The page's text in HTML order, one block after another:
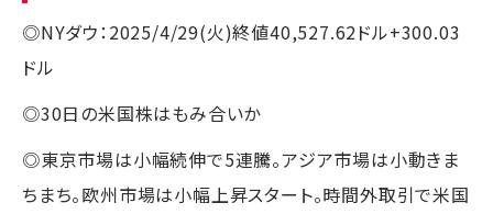
◎NYダウ：2025/4/29(火)終値40,527.62ドル+300.03
ドル
◎30日の米国株はもみ合いか
◎東京市場は小幅続伸で5連騰。アジア市場は小動きま
ちまち。欧州市場は小幅上昇スタート。時間外取引で米国